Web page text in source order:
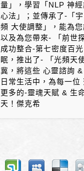
量」，學習「NLP 神
心法」；並傳承了-「
頻 大使調整」，能為
以及為您帶來- 「前世
成功整合-第七密度百
眠，推出了- 「光頻天
冀，將這些 心靈諮詢
日常生活中，為每一
更多的-靈魂天賦 & 生
天！傑克希